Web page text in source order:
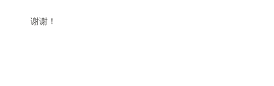
谢谢！